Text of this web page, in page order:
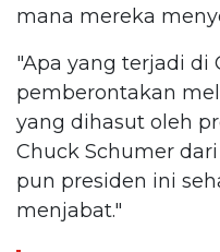
mana mereka
"Apa yang terjadi di
pemberontakan
yang dihasut oleh
Chuck Schumer
pun presiden ini
menjabat."